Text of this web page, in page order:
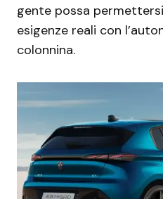
gente possa
esigenze reali con
colonnina.